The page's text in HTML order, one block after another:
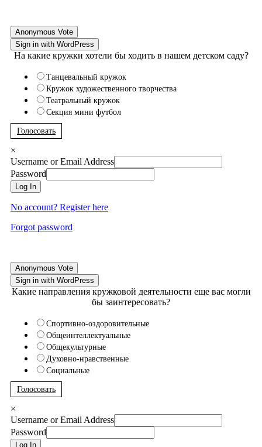
Anonymous Vote
Sign in with WordPress
На какие кружки хотели бы ходить в нашем детском саду?
Танцевальный кружок
Кружок художественного творчества
Театральный кружок
Секция мини футбол
Голосовать
×
Username or Email Address
Password
Log In
No account? Register here
Forgot password
Anonymous Vote
Sign in with WordPress
Какие направления кружковой деятельности еще вас могли
бы заинтересовать?
Спортивно-оздоровительные
Общеинтеллектуальные
Общекультурные
Духовно-нравственные
Социальные
Голосовать
×
Username or Email Address
Password
Log In